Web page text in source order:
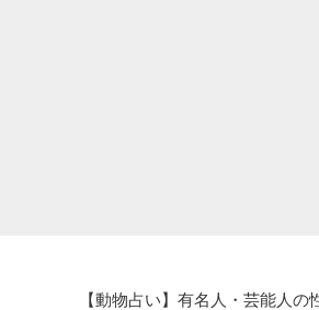
【動物占い】有名人・芸能人の